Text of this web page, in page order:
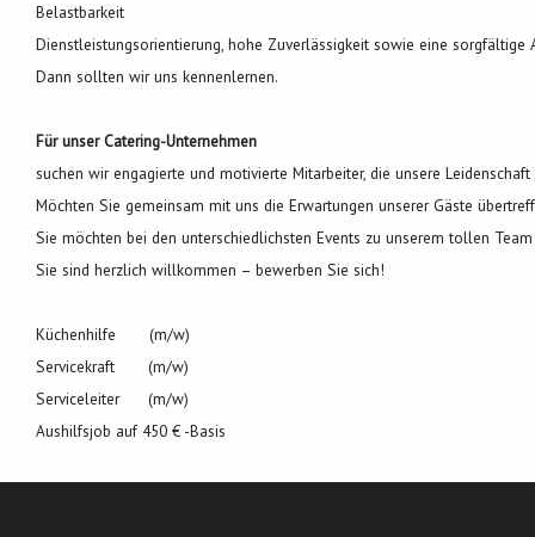
Belastbarkeit
Dienstleistungsorientierung, hohe Zuverlässigkeit sowie eine sorgfältige
Dann sollten wir uns kennenlernen.
Für unser Catering-Unternehmen
suchen wir engagierte und motivierte Mitarbeiter, die unsere
Möchten Sie gemeinsam mit uns die Erwartungen unserer Gäste
Sie möchten bei den unterschiedlichsten Events zu unserem tollen Team
Sie sind herzlich willkommen – bewerben Sie sich!
Küchenhilfe (m/w)
Servicekraft (m/w)
Serviceleiter (m/w)
Aushilfsjob auf 450 € -Basis